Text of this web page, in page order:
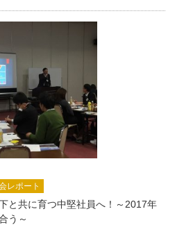
レポート
と共に育つ中堅社員へ！～2017年
う～